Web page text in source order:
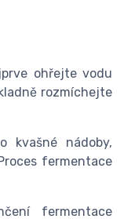
ohřejte vodu
rozmíchejte
kvašné nádoby,
fermentace
fermentace